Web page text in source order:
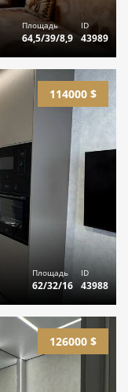
Площадь
64,5/39/8,9
ID
43989
114000 $
Площадь
62/32/16
ID
43988
126000 $